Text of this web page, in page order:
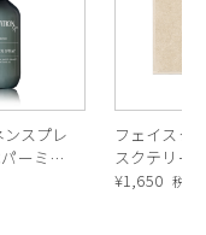
スプレ
ーミン
フェイスク
スクテリー
¥1,650 税込